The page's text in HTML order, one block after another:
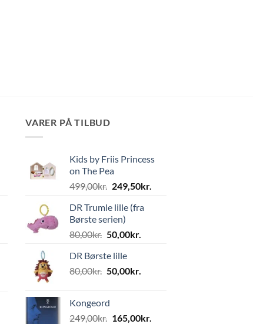
VARER PÅ TILBUD
Kids by Friis Princess
on The Pea
499,00kr. Den
pris
var:
499,00kr..
249,50kr.
DR Trumle lille (fra
Børste serien)
80,00kr. Den
pris
var:
50,00kr.
er:
DR Børste lille
80,00kr. Den
var:
80,00kr..
50,00kr.
50,00kr..
Kongeord
249,00kr. Den
165,00kr.